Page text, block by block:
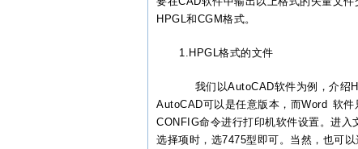
HPGL和CGM格式。
1.HPGL格式的文件
我们以AutoCAD软件为例，介绍
AutoCAD可以是任意版本，而Word
CONFIG命令进行打印机软件设置。进入
选择项时，选7475型即可。当然，也可